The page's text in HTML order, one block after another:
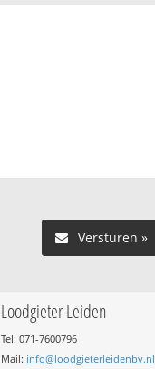
Versturen »
Loodgieter Leiden
Tel: 071-7600796
Mail: info@loodgieterleidenbv.nl